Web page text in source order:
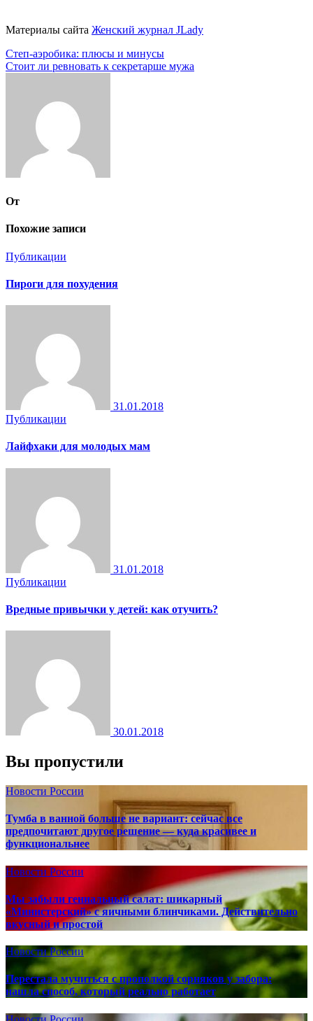
Материалы сайта Женский журнал JLady
Навигация
по
Степ-аэробика: плюсы и минусы
Стоит ли ревновать к секретарше мужа
От
Похожие записи
Публикации
Пироги для похудения
31.01.2018
Публикации
Лайфхаки для молодых мам
31.01.2018
Публикации
Вредные привычки у детей: как отучить?
30.01.2018
Вы пропустили
Новости России
Тумба в ванной больше не вариант: сейчас все
предпочитают другое решение — куда красивее и
функциональнее
Новости России
Мы забыли гениальный салат: шикарный
«Министерский» с яичными блинчиками. Действительно
вкусный и простой
Новости России
Перестала мучиться с прополкой сорняков у забора:
нашла способ, который реально работает